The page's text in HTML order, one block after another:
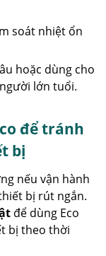
soát nhiệt ổn
hoặc dùng cho
lớn tuổi.
để tránh
bị
nếu vận hành
bị rút ngắn.
để dùng Eco
bị theo thời